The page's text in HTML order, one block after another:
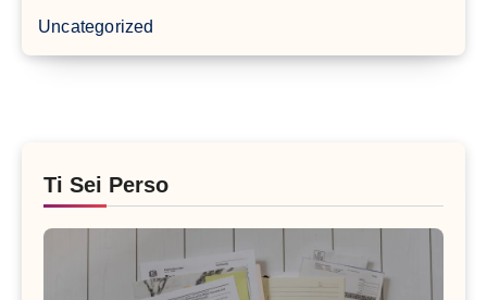
Uncategorized
Ti Sei Perso